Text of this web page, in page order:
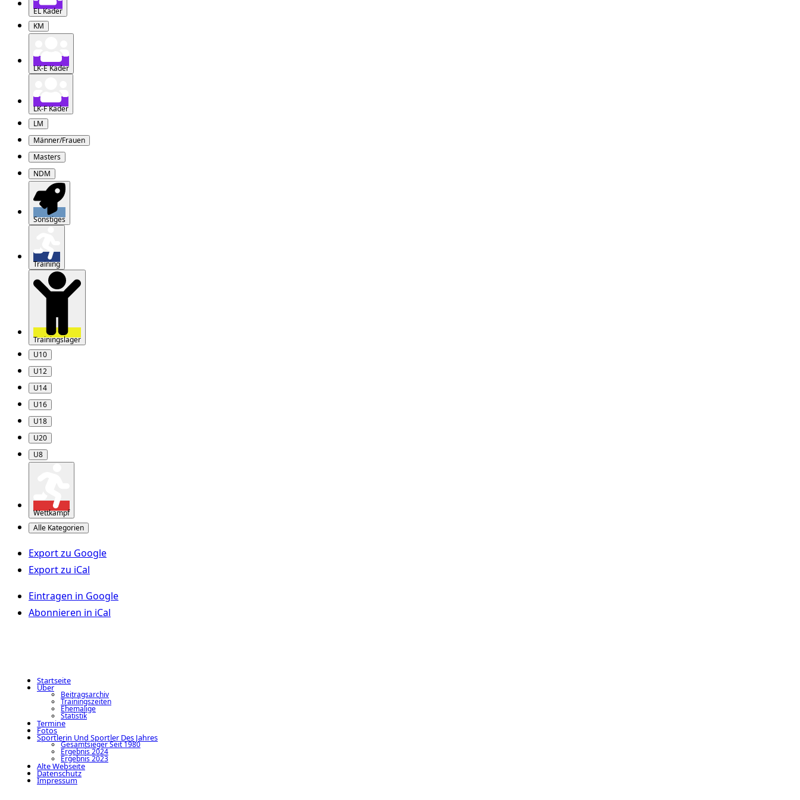
EL Kader
KM
LK-E Kader
LK-F Kader
LM
Männer/Frauen
Masters
NDM
Sonstiges
Training
Trainingslager
U10
U12
U14
U16
U18
U20
U8
Wettkampf
Alle Kategorien
Export zu Google
Export zu iCal
Eintragen in Google
Abonnieren in iCal
Startseite
Über
Beitragsarchiv
Trainingszeiten
Ehemalige
Statistik
Termine
Fotos
Sportlerin Und Sportler Des Jahres
Gesamtsieger Seit 1980
Ergebnis 2024
Ergebnis 2023
Alte Webseite
Datenschutz
Impressum